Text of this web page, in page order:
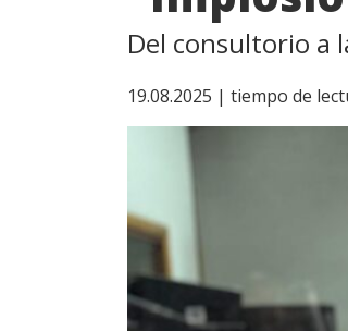
Del consultorio a
19.08.2025 | tiempo de